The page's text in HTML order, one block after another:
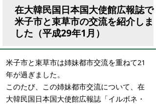
在大韓民国日本国大使館広報誌で
米子市と束草市の交流を紹介しま
した（平成29年1月）
米子市と束草市は姉妹都市交流を重ねて21
年が過ぎました。
このたび、この姉妹都市交流について、在
大韓民国日本国大使館広報誌「イルボネ・